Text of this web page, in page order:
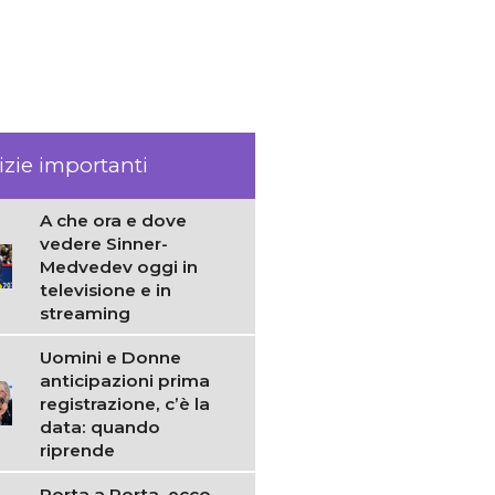
importanti
A che ora e dove
vedere Sinner-
Medvedev oggi in
televisione e in
streaming
Uomini e Donne
anticipazioni prima
registrazione, c’è la
data: quando
riprende